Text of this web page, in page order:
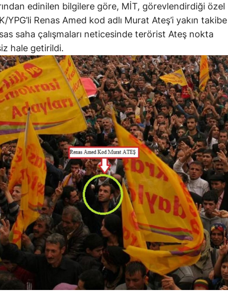
edinilen bilgilere göre, MİT, görevlendirdiği özel
YPG’li Renas Amed kod adlı Murat Ateş’i yakın takibe
saha çalışmaları neticesinde terörist Ateş nokta
hale getirildi.